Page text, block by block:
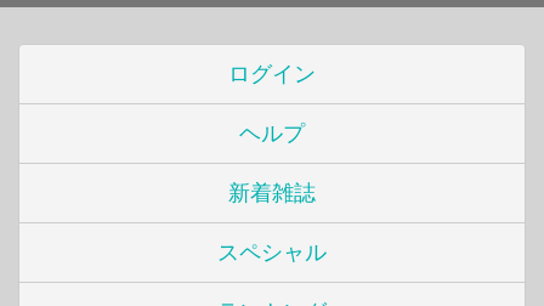
ログイン
ヘルプ
新着雑誌
スペシャル